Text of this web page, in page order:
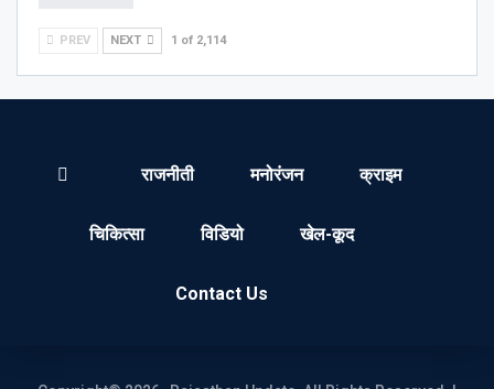
PREV NEXT 1 of 2,114
राजनीती मनोरंजन क्राइम
चिकित्सा विडियो खेल-कूद
Contact Us